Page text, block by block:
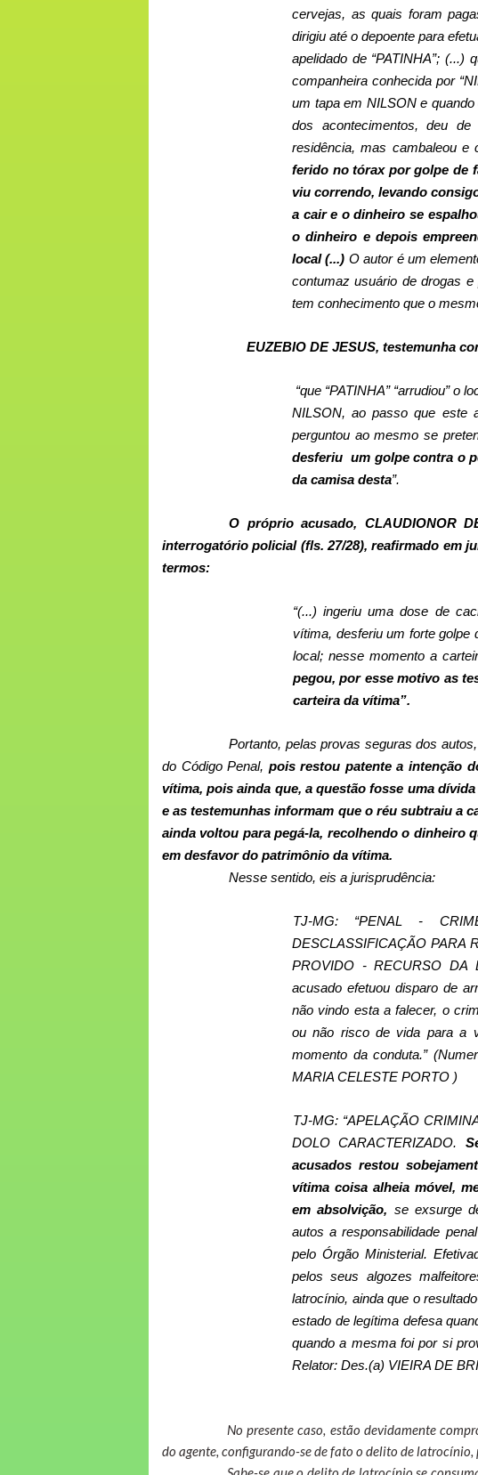
cervejas, as quais foram
dirigiu até o depoente para
apelidado de “PATINHA”; (...)
companheira conhecida por
um tapa em NILSON e
dos acontecimentos, deu
residência, mas cambaleou e
ferido no tórax por golpe de
viu correndo, levando
a cair e o dinheiro se
o dinheiro e depois
local (...) O autor é um
contumaz usuário de drogas
tem conhecimento que o
EUZEBIO DE JESUS, testemunha
“que “PATINHA” “arrudiou” o
NILSON, ao passo que este
perguntou ao mesmo se
desferiu um golpe contra o
da camisa desta”.
O próprio acusado, CLAUDIONOR
interrogatório policial (fls. 27/28), reafirmado em
termos:
“(...) ingeriu uma dose de
vítima, desferiu um forte golpe
local; nesse momento a
pegou, por esse motivo as
carteira da vítima”.
Portanto, pelas provas seguras dos
do Código Penal, pois restou patente a intenção
vítima, pois ainda que, a questão fosse uma
e as testemunhas informam que o réu subtraiu a
ainda voltou para pegá-la, recolhendo o dinheiro
em desfavor do patrimônio da vítima.
Nesse sentido, eis a jurisprudência:
TJ-MG: “PENAL -
DESCLASSIFICAÇÃO PARA
PROVIDO - RECURSO DA
acusado efetuou disparo de
não vindo esta a falecer, o
ou não risco de vida para a
momento da conduta.”
MARIA CELESTE PORTO )
TJ-MG: “APELAÇÃO
DOLO CARACTERIZADO.
acusados restou
vítima coisa alheia móvel,
em absolvição, se exsurge
autos a responsabilidade
pelo Órgão Ministerial.
pelos seus algozes
latrocínio, ainda que o
estado de legítima defesa
quando a mesma foi por si
Relator: Des.(a) VIEIRA DE
No presente caso, estão devidamente
do agente, configurando-se de fato o delito de